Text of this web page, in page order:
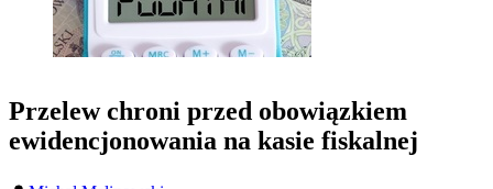
Przelew chroni przed obowiązkiem
ewidencjonowania na kasie fiskalnej